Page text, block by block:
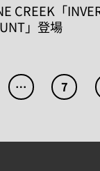
CREEK「
」登場
… 7